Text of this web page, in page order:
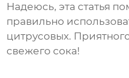
Надеюсь, эта статья
правильно
цитрусовых.
свежего сока!